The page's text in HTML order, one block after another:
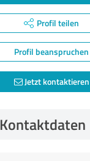
Profil teilen
Profil beanspruchen
Jetzt kontaktieren
Kontaktdaten